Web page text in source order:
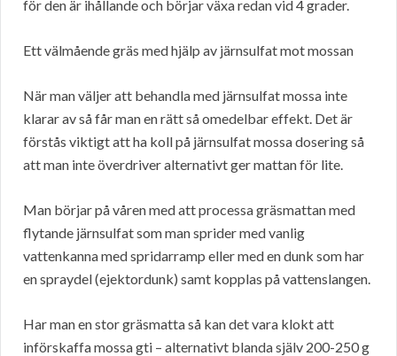
för den är ihållande och börjar växa redan vid 4 grader.
Ett välmående gräs med hjälp av järnsulfat mot mossan
När man väljer att behandla med järnsulfat mossa inte
klarar av så får man en rätt så omedelbar effekt. Det är
förstås viktigt att ha koll på järnsulfat mossa dosering så
att man inte överdriver alternativt ger mattan för lite.
Man börjar på våren med att processa gräsmattan med
flytande järnsulfat som man sprider med vanlig
vattenkanna med spridarramp eller med en dunk som har
en spraydel (ejektordunk) samt kopplas på vattenslangen.
Har man en stor gräsmatta så kan det vara klokt att
införskaffa mossa gti – alternativt blanda själv 200-250 g